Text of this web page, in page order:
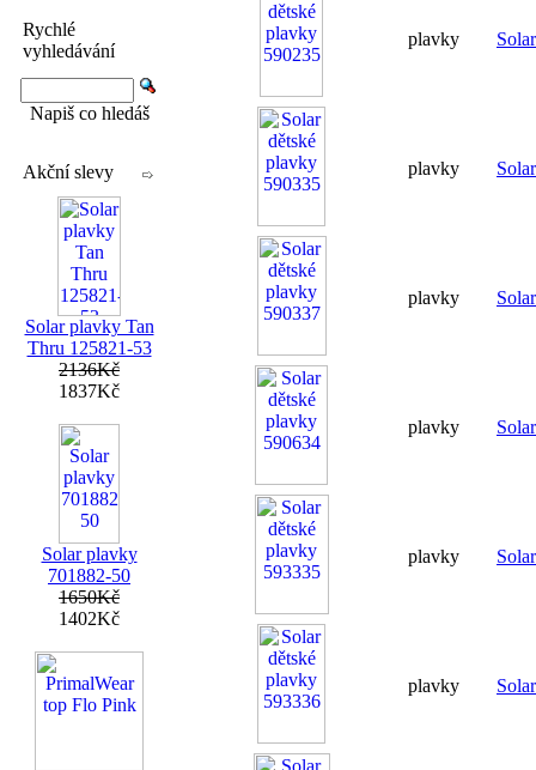
Rychlé
vyhledávání
Napiš co hledáš
Akční slevy
Solar plavky Tan
Thru 125821-53
2136Kč
1837Kč
Solar plavky
701882-50
1650Kč
1402Kč
plavky
plavky
plavky
plavky
plavky
plavky